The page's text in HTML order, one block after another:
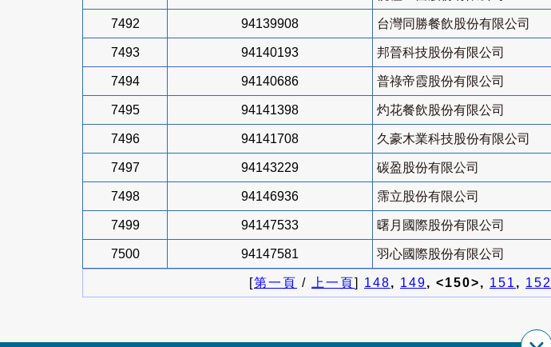
7492 94139908 台灣同勝餐飲股份有限公司
7493 94140193 邦晉科技股份有限公司
7494 94140686 普祿帝霞股份有限公司
7495 94141398 灼花餐飲股份有限公司
7496 94141708 久豪木業科技股份有限公司
7497 94143229 碳盈股份有限公司
7498 94146936 霈立股份有限公司
7499 94147533 曙月國際股份有限公司
7500 94147581 羽心國際股份有限公司
[第一頁 / 上一頁] 148, 149, <150>, 151, 152